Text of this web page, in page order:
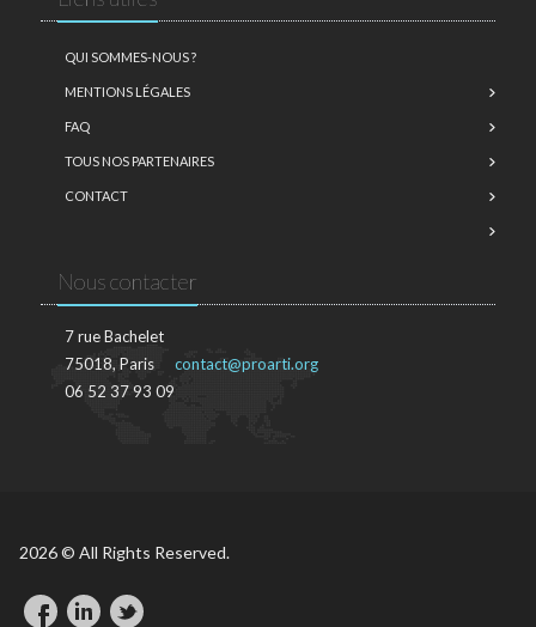
QUI SOMMES-NOUS ?
MENTIONS LÉGALES
FAQ
TOUS NOS PARTENAIRES
CONTACT
Nous contacter
7 rue Bachelet
75018, Paris
06 52 37 93 09
contact@proarti.org
2026 © All Rights Reserved.